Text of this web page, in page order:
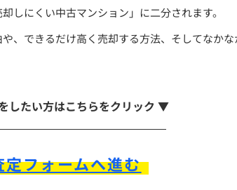
しにくい中古マンション」に二分されます。
、できるだけ高く売却する方法、そしてなか
したい方はこちらをクリック ▼
定フォームへ進む